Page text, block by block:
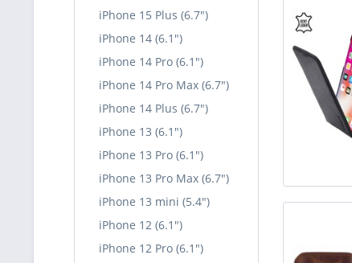
iPhone 15 Plus (6.7")
iPhone 14 (6.1")
iPhone 14 Pro (6.1")
iPhone 14 Pro Max (6.7")
iPhone 14 Plus (6.7")
iPhone 13 (6.1")
iPhone 13 Pro (6.1")
iPhone 13 Pro Max (6.7")
iPhone 13 mini (5.4")
iPhone 12 (6.1")
iPhone 12 Pro (6.1")